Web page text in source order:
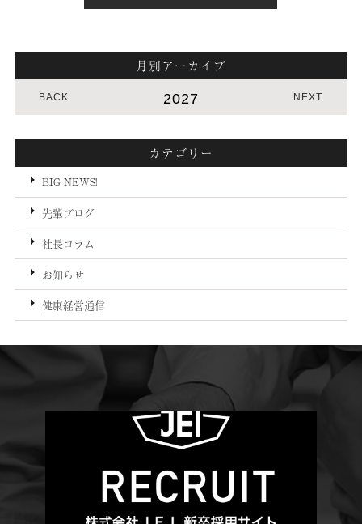
月別アーカイブ
BACK 2027 NEXT
カテゴリー
BIG NEWS!
先輩ブログ
社長コラム
お知らせ
健康経営通信